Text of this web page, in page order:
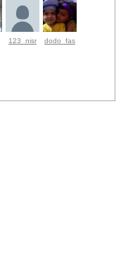
123_nisr dodo_fas